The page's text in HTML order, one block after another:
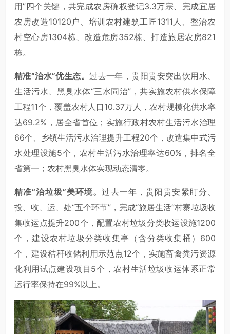
用”四个关键，共完成农房确权登记3.3万宗、完成宜居
农房改造10120户、培训农村建筑工匠1311人、整治农
村空心房1304栋、改造危房352栋、打造旅居农房821
栋。
精准“治水”优生态。过去一年，贵阳贵安突出饮用水、
生活污水、黑臭水体“三水同治”，共实施农村供水保障
工程11个，覆盖农村人口10.37万人，农村规模化供水率
达69.2%，居全省首位；实施行政村农村生活污水治理
66个、乡镇生活污水治理提升工程20个，改造集中式污
水处理设施5个，农村生活污水治理率达60%，排名全
省第一；农村黑臭水体实现动态清零。
精准“治垃圾”美环境。过去一年，贵阳贵安紧盯分、
投、收、运、处“五个环节”，完成“旅居生活”村寨垃圾收
集收运点提升200个，配置农村垃圾分类收运设施1200
个，建设农村垃圾分类收集亭（含分类收集桶）600
个，建设秸秆收储利用示范点12个，实施畜禽粪污资源
化利用试点建设项目5个，农村生活垃圾收运体系正常
运行率保持在99%以上。